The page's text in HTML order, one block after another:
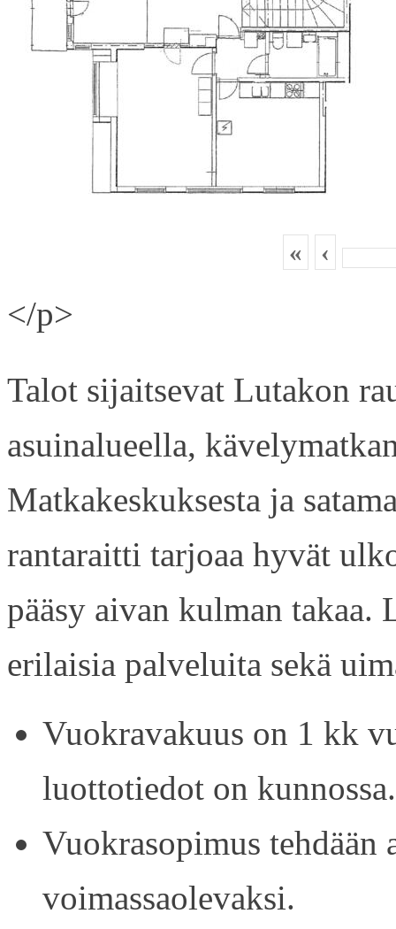
« ‹
</p>
Talot sijaitsevat Lutakon
asuinalueella,
Matkakeskuksesta ja
rantaraitti tarjoaa hyvät
pääsy aivan kulman
erilaisia palveluita sekä
Vuokravakuus on 1 kk
luottotiedot on kunnossa.
Vuokrasopimus tehdään
voimassaolevaksi.